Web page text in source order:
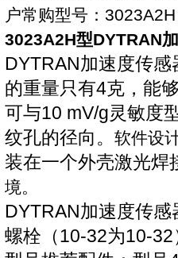
户常购型号：
3023A2H型DYTRAN
DYTRAN加速度传感
的重量只有4克，能
可与10 mV/g灵敏度
纹孔的径向。 软件设
装在一个外壳激光焊
境。
DYTRAN加速度传感
螺栓（10-32为10-32